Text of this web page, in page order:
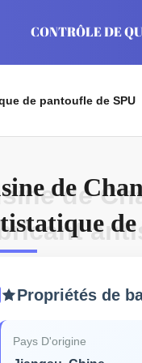
CONTRÔLE DE
de pantoufle de SPU
de
de
Propriétés de
Pays D'origine